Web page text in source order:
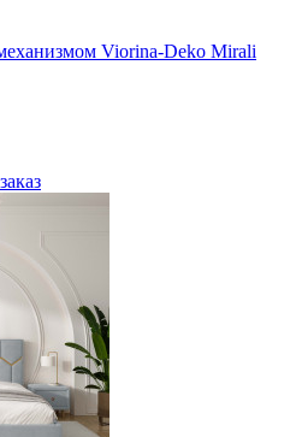
Viorina-Deko Mirali